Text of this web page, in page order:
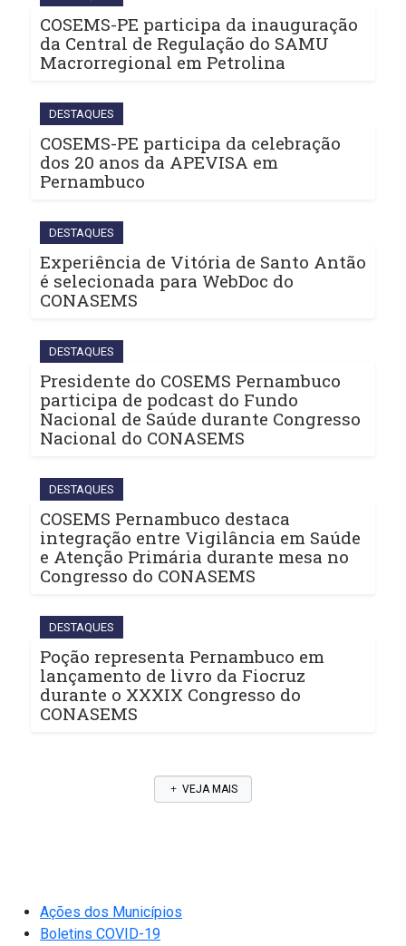
COSEMS-PE participa da inauguração
da Central de Regulação do SAMU
Macrorregional em Petrolina
DESTAQUES
COSEMS-PE participa da celebração
dos 20 anos da APEVISA em
Pernambuco
DESTAQUES
Experiência de Vitória de Santo Antão
é selecionada para WebDoc do
CONASEMS
DESTAQUES
Presidente do COSEMS Pernambuco
participa de podcast do Fundo
Nacional de Saúde durante Congresso
Nacional do CONASEMS
DESTAQUES
COSEMS Pernambuco destaca
integração entre Vigilância em Saúde
e Atenção Primária durante mesa no
Congresso do CONASEMS
DESTAQUES
Poção representa Pernambuco em
lançamento de livro da Fiocruz
durante o XXXIX Congresso do
CONASEMS
VEJA MAIS
Ações dos Municípios
Boletins COVID-19